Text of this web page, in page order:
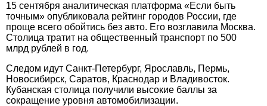
15 сентября аналитическая платформа «Если быть
точным» опубликовала рейтинг городов России, где
проще всего обойтись без авто. Его возглавила Москва.
Столица тратит на общественный транспорт по 500
млрд рублей в год.
Следом идут Санкт-Петербург, Ярославль, Пермь,
Новосибирск, Саратов, Краснодар и Владивосток.
Кубанская столица получили высокие баллы за
сокращение уровня автомобилизации.